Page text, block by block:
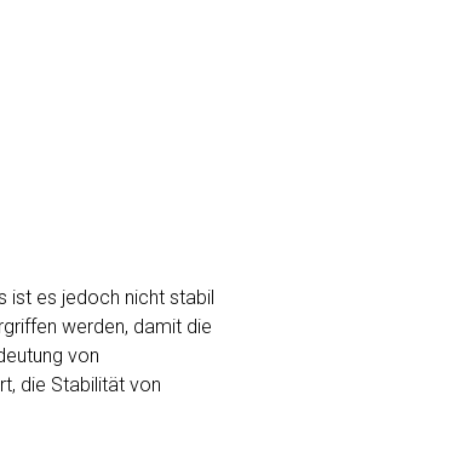
ist es jedoch nicht stabil
werden, damit die
von
die Stabilität von